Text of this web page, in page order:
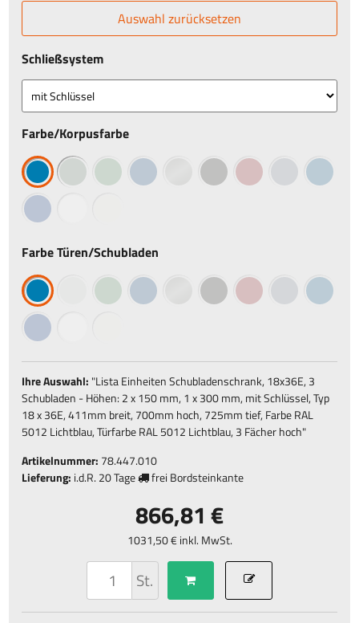
Auswahl zurücksetzen
Schließsystem
Farbe/Korpusfarbe
Farbe Türen/Schubladen
Ihre Auswahl: "Lista Einheiten Schubladenschrank, 18x36E, 3
Schubladen - Höhen: 2 x 150 mm, 1 x 300 mm, mit Schlüssel, Typ
18 x 36E, 411mm breit, 700mm hoch, 725mm tief, Farbe RAL
5012 Lichtblau, Türfarbe RAL 5012 Lichtblau, 3 Fächer hoch"
Artikelnummer: 78.447.010
Lieferung: i.d.R. 20 Tage frei Bordsteinkante
866,81 €
1031,50 € inkl. MwSt.
St.